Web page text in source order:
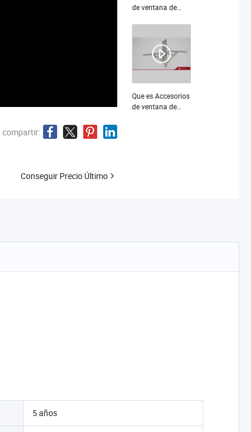
de ventana de
duraderos y
ajustables con
fricción
Que es Accesorios
de ventana de
compartir:
Conseguir Precio Último
5 años